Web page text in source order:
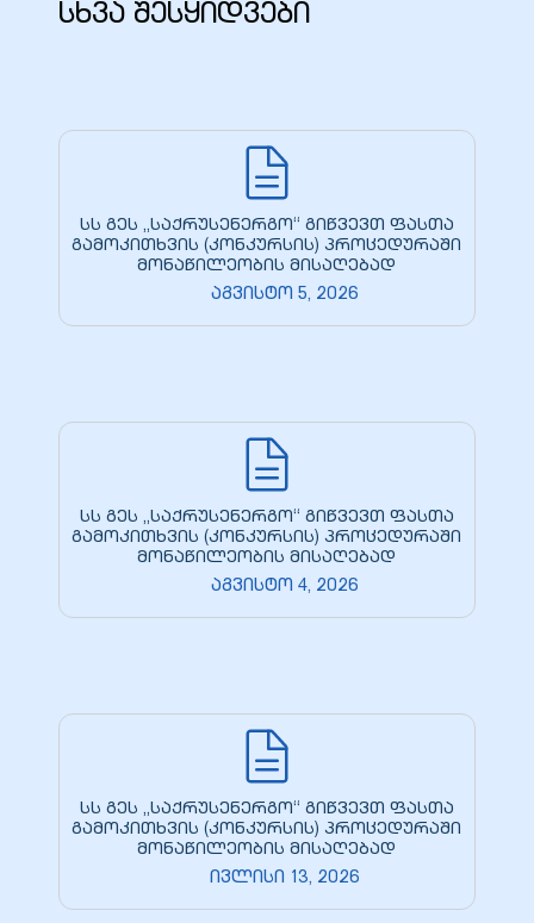
სხვა შესყიდვები
სს გეს „საქრუსენერგო“ გიწვევთ ფასთა
გამოკითხვის (კონკურსის) პროცედურაში
მონაწილეობის მისაღებად
აგვისტო 5, 2026
სს გეს „საქრუსენერგო“ გიწვევთ ფასთა
გამოკითხვის (კონკურსის) პროცედურაში
მონაწილეობის მისაღებად
აგვისტო 4, 2026
სს გეს „საქრუსენერგო“ გიწვევთ ფასთა
გამოკითხვის (კონკურსის) პროცედურაში
მონაწილეობის მისაღებად
ივლისი 13, 2026